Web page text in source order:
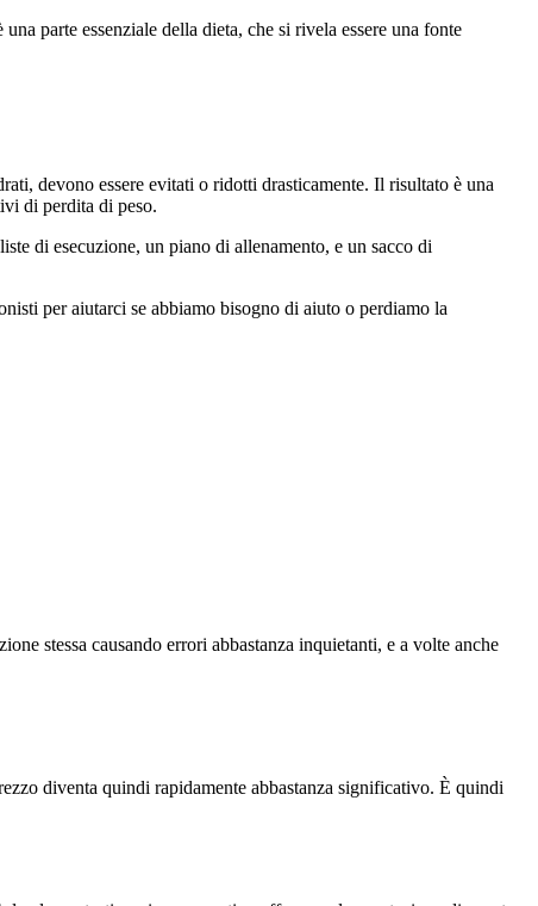
parte essenziale della dieta, che si rivela essere una fonte
devono essere evitati o ridotti drasticamente. Il risultato è una
di perdita di peso.
di esecuzione, un piano di allenamento, e un sacco di
per aiutarci se abbiamo bisogno di aiuto o perdiamo la
stessa causando errori abbastanza inquietanti, e a volte anche
diventa quindi rapidamente abbastanza significativo. È quindi